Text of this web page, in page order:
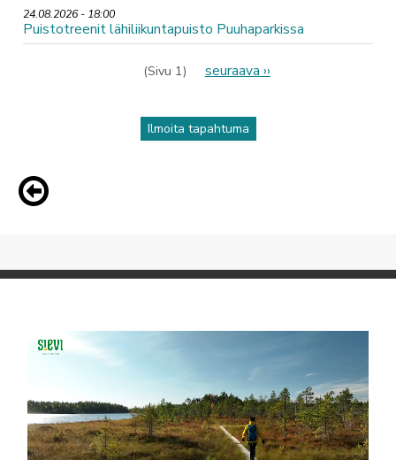
24.08.2026 - 18:00
Puistotreenit lähiliikuntapuisto Puuhaparkissa
(Sivu 1)
Seuraava
seuraava ››
Ilmoita tapahtuma